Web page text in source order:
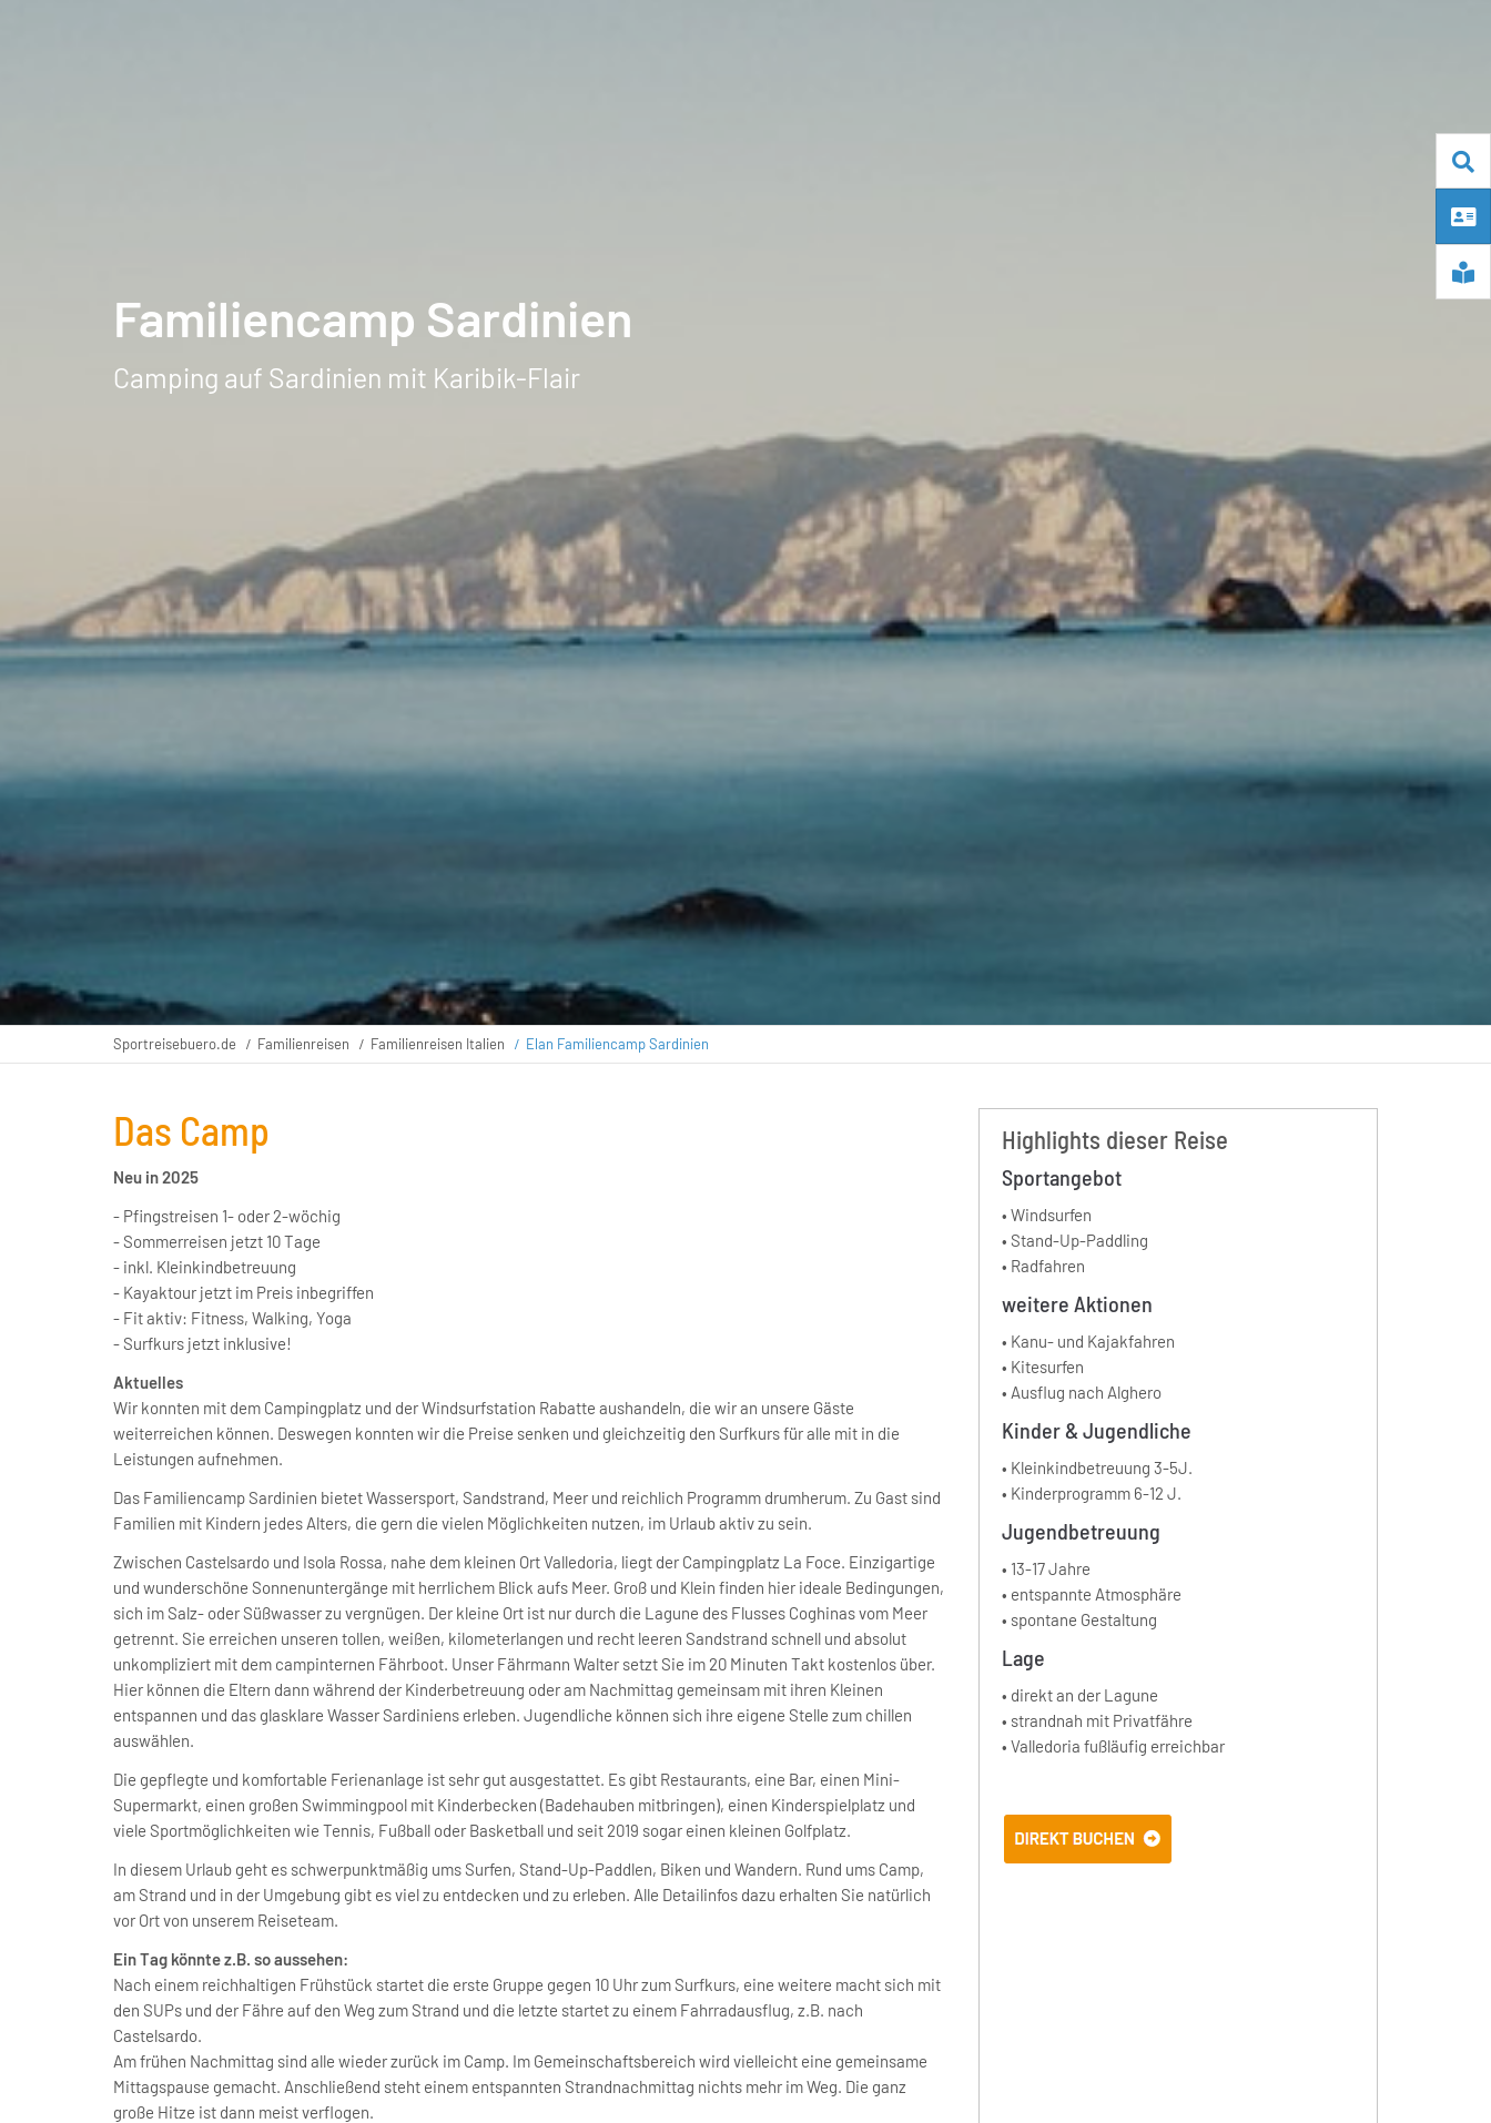
Familiencamp Sardinien
Camping auf Sardinien mit Karibik-Flair
Sportreisebuero.de Familienreisen Familienreisen Italien Elan Familiencamp Sardinien
Das Camp
Neu in 2025
- Pfingstreisen 1- oder 2-wöchig
- Sommerreisen jetzt 10 Tage
- inkl. Kleinkindbetreuung
- Kayaktour jetzt im Preis inbegriffen
- Fit aktiv: Fitness, Walking, Yoga
- Surfkurs jetzt inklusive!
Aktuelles
Wir konnten mit dem Campingplatz und der Windsurfstation Rabatte aushandeln, die wir an unsere Gäste
weiterreichen können. Deswegen konnten wir die Preise senken und gleichzeitig den Surfkurs für alle mit in die
Leistungen aufnehmen.
Das Familiencamp Sardinien bietet Wassersport, Sandstrand, Meer und reichlich Programm drumherum. Zu Gast sind
Familien mit Kindern jedes Alters, die gern die vielen Möglichkeiten nutzen, im Urlaub aktiv zu sein.
Zwischen Castelsardo und Isola Rossa, nahe dem kleinen Ort Valledoria, liegt der Campingplatz La Foce. Einzigartige
und wunderschöne Sonnenuntergänge mit herrlichem Blick aufs Meer. Groß und Klein finden hier ideale Bedingungen,
sich im Salz- oder Süßwasser zu vergnügen. Der kleine Ort ist nur durch die Lagune des Flusses Coghinas vom Meer
getrennt. Sie erreichen unseren tollen, weißen, kilometerlangen und recht leeren Sandstrand schnell und absolut
unkompliziert mit dem campinternen Fährboot. Unser Fährmann Walter setzt Sie im 20 Minuten Takt kostenlos über.
Hier können die Eltern dann während der Kinderbetreuung oder am Nachmittag gemeinsam mit ihren Kleinen
entspannen und das glasklare Wasser Sardiniens erleben. Jugendliche können sich ihre eigene Stelle zum chillen
auswählen.
Die gepflegte und komfortable Ferienanlage ist sehr gut ausgestattet. Es gibt Restaurants, eine Bar, einen Mini-
Supermarkt, einen großen Swimmingpool mit Kinderbecken (Badehauben mitbringen), einen Kinderspielplatz und
viele Sportmöglichkeiten wie Tennis, Fußball oder Basketball und seit 2019 sogar einen kleinen Golfplatz.
In diesem Urlaub geht es schwerpunktmäßig ums Surfen, Stand-Up-Paddlen, Biken und Wandern. Rund ums Camp,
am Strand und in der Umgebung gibt es viel zu entdecken und zu erleben. Alle Detailinfos dazu erhalten Sie natürlich
vor Ort von unserem Reiseteam.
Ein Tag könnte z.B. so aussehen:
Nach einem reichhaltigen Frühstück startet die erste Gruppe gegen 10 Uhr zum Surfkurs, eine weitere macht sich mit
den SUPs und der Fähre auf den Weg zum Strand und die letzte startet zu einem Fahrradausflug, z.B. nach
Castelsardo.
Am frühen Nachmittag sind alle wieder zurück im Camp. Im Gemeinschaftsbereich wird vielleicht eine gemeinsame
Mittagspause gemacht. Anschließend steht einem entspannten Strandnachmittag nichts mehr im Weg. Die ganz
große Hitze ist dann meist verflogen.
Highlights dieser Reise
Sportangebot
• Windsurfen
• Stand-Up-Paddling
• Radfahren
weitere Aktionen
• Kanu- und Kajakfahren
• Kitesurfen
• Ausflug nach Alghero
Kinder & Jugendliche
• Kleinkindbetreuung 3-5J.
• Kinderprogramm 6-12 J.
Jugendbetreuung
• 13-17 Jahre
• entspannte Atmosphäre
• spontane Gestaltung
Lage
• direkt an der Lagune
• strandnah mit Privatfähre
• Valledoria fußläufig erreichbar